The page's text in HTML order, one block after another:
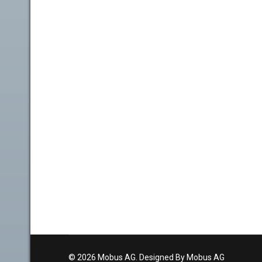
© 2026 Mobus AG. Designed By Mobus AG